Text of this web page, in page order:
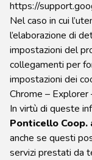
https://
Nel caso in cui
l’elaborazione di
impostazioni del
collegamenti per
impostazioni dei
Chrome – Explorer
In virtù di queste
Ponticello Coop.
anche se questi
servizi prestati da